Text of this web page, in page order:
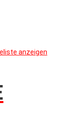
anzeigen